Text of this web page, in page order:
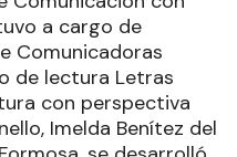
a cargo de
Comunicadoras
de lectura Letras
con perspectiva
Imelda Benítez del